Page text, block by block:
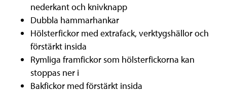
nederkant och knivknapp
Dubbla hammarhankar
Hölsterfickor med extrafack, verktygshällor och
förstärkt insida
Rymliga framfickor som hölsterfickorna kan
stoppas ner i
Bakfickor med förstärkt insida